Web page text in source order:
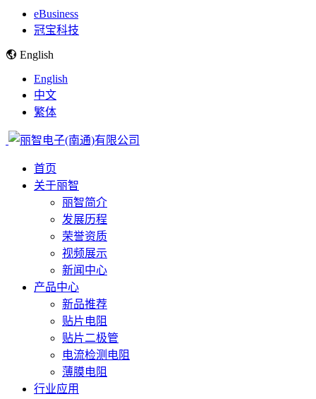
eBusiness
冠宝科技
English
English
中文
繁体
首页
关于丽智
丽智简介
发展历程
荣誉资质
视频展示
新闻中心
产品中心
新品推荐
贴片电阻
贴片二极管
电流检测电阻
薄膜电阻
行业应用